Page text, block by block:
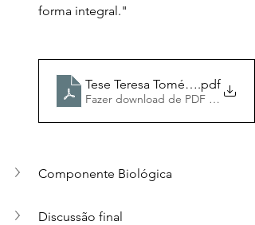
forma integral."
Tese Teresa Tomé Ribeiro cap
.pdf
Fazer download de PDF • 404KB
Componente Biológica
Discussão final